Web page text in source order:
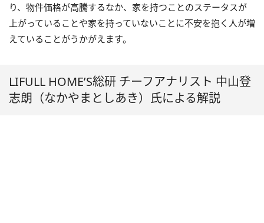
り、物件価格が高騰するなか、家を持つことのステータスが
上がっていることや家を持っていないことに不安を抱く人が増
えていることがうかがえます。
LIFULL HOME’S総研 チーフアナリスト 中山登
志朗（なかやまとしあき）氏による解説